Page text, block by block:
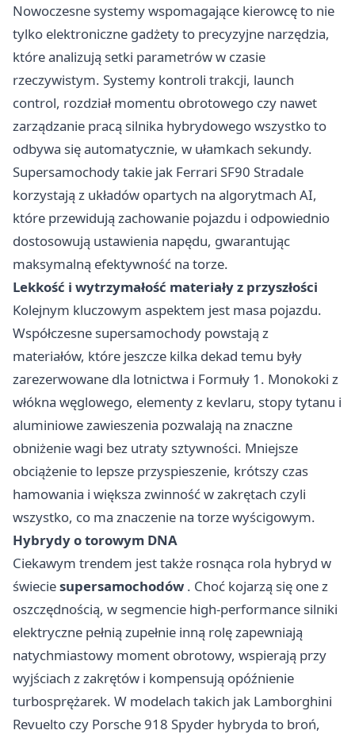
Nowoczesne systemy wspomagające kierowcę to nie
tylko elektroniczne gadżety to precyzyjne narzędzia,
które analizują setki parametrów w czasie
rzeczywistym. Systemy kontroli trakcji, launch
control, rozdział momentu obrotowego czy nawet
zarządzanie pracą silnika hybrydowego wszystko to
odbywa się automatycznie, w ułamkach sekundy.
Supersamochody takie jak Ferrari SF90 Stradale
korzystają z układów opartych na algorytmach AI,
które przewidują zachowanie pojazdu i odpowiednio
dostosowują ustawienia napędu, gwarantując
maksymalną efektywność na torze.
Lekkość i wytrzymałość materiały z przyszłości
Kolejnym kluczowym aspektem jest masa pojazdu.
Współczesne supersamochody powstają z
materiałów, które jeszcze kilka dekad temu były
zarezerwowane dla lotnictwa i Formuły 1. Monokoki z
włókna węglowego, elementy z kevlaru, stopy tytanu i
aluminiowe zawieszenia pozwalają na znaczne
obniżenie wagi bez utraty sztywności. Mniejsze
obciążenie to lepsze przyspieszenie, krótszy czas
hamowania i większa zwinność w zakrętach czyli
wszystko, co ma znaczenie na torze wyścigowym.
Hybrydy o torowym DNA
Ciekawym trendem jest także rosnąca rola hybryd w
świeciesupersamochodów . Choć kojarzą się one z
oszczędnością, w segmencie high-performance silniki
elektryczne pełnią zupełnie inną rolę zapewniają
natychmiastowy moment obrotowy, wspierają przy
wyjściach z zakrętów i kompensują opóźnienie
turbosprężarek. W modelach takich jak Lamborghini
Revuelto czy Porsche 918 Spyder hybryda to broń,